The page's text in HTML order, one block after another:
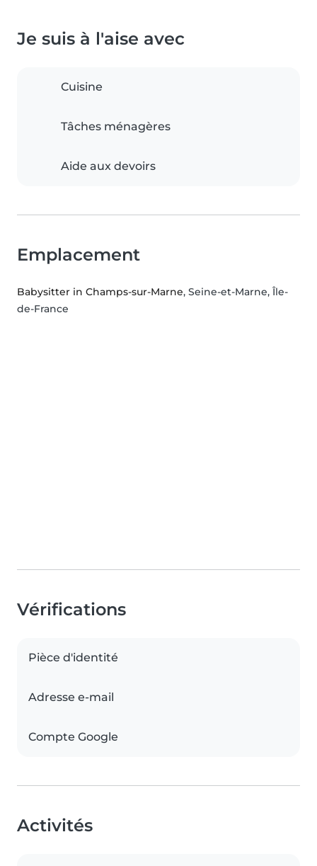
Je suis à l'aise avec
Cuisine
Tâches ménagères
Aide aux devoirs
Emplacement
Babysitter in Champs-sur-Marne, Seine-et-Marne, Île-
de-France
Vérifications
Pièce d'identité
Adresse e-mail
Compte Google
Activités